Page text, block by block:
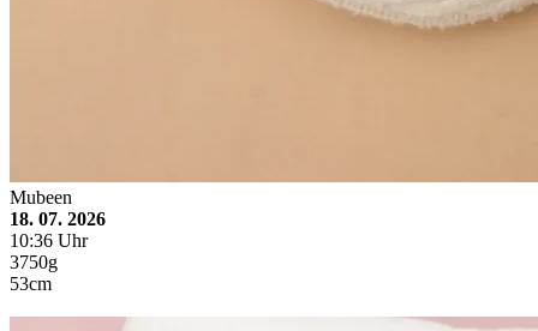
Mubeen
18. 07. 2026
10:36 Uhr
3750g
53cm